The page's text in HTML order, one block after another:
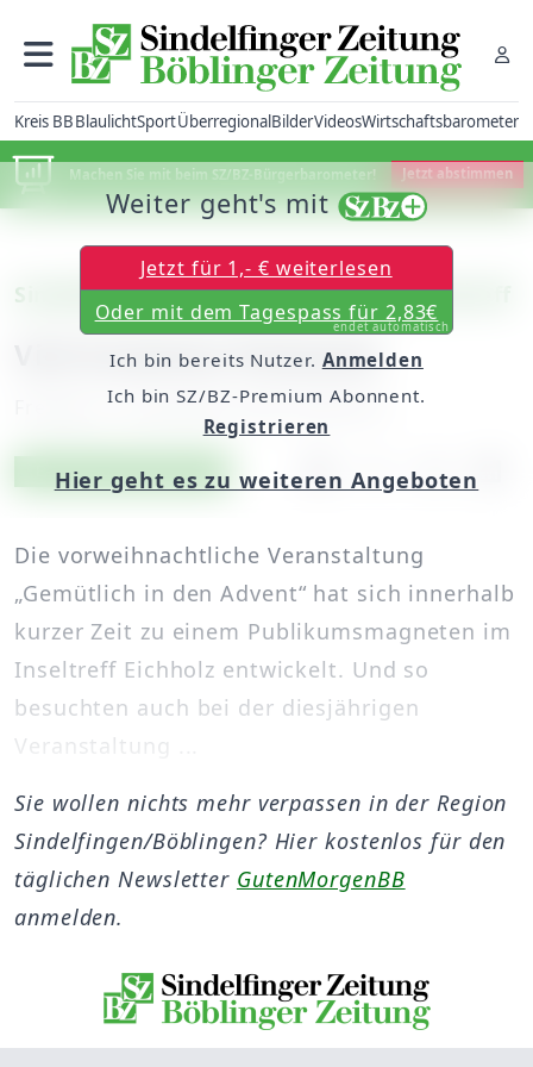
Kreis BBBlaulichtSportÜberregionalBilderVideosWirtschaftsbarometer
Machen Sie mit beim SZ/BZ-Bürgerbarometer! Jetzt abstimmen
Sindelfingen: Weihnachtsfeier im Inseltreff
Viel kreatives Potenzial
Freitag, 21. Dezember 2018, 06:00 Uhr
Artikel vorlesen
Exklusiv für Abonnenten
Die vorweihnachtliche Veranstaltung
„Gemütlich in den Advent“ hat sich innerhalb
kurzer Zeit zu einem Publikumsmagneten im
Inseltreff Eichholz entwickelt. Und so
besuchten auch bei der diesjährigen
Veranstaltung ...
Weiter geht's mit
Jetzt für 1,- € weiterlesen
Oder mit dem Tagespass für 2,83€
endet automatisch
Ich bin bereits Nutzer. Anmelden
Ich bin SZ/BZ-Premium Abonnent.
Registrieren
Hier geht es zu weiteren Angeboten
Sie wollen nichts mehr verpassen in der Region
Sindelfingen/Böblingen? Hier kostenlos für den
täglichen Newsletter GutenMorgenBB
anmelden.